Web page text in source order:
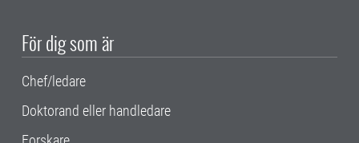
För dig som är
Chef/ledare
Doktorand eller handledare